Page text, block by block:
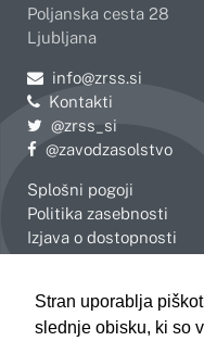
Stran uporablja
slednje obisku, ki so
Poljanska cesta 28
Ljubljana
Pošljite e-mail na
info@zrss.si
Kontakti
Pojdite na Twitter:
@zrss_si
Pojdite na Facebook:
@zavodzasolstvo
Splošni pogoji
Politika zasebnosti
Izjava o dostopnosti
Celje
Koper